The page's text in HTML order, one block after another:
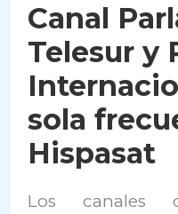
Canal
Telesur y
sola
Hispasat
Los canales